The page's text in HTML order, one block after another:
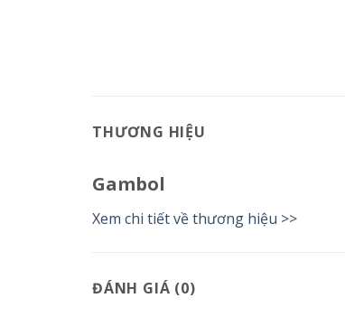
THƯƠNG HIỆU
Gambol
Xem chi tiết về thương hiệu >>
ĐÁNH GIÁ (0)